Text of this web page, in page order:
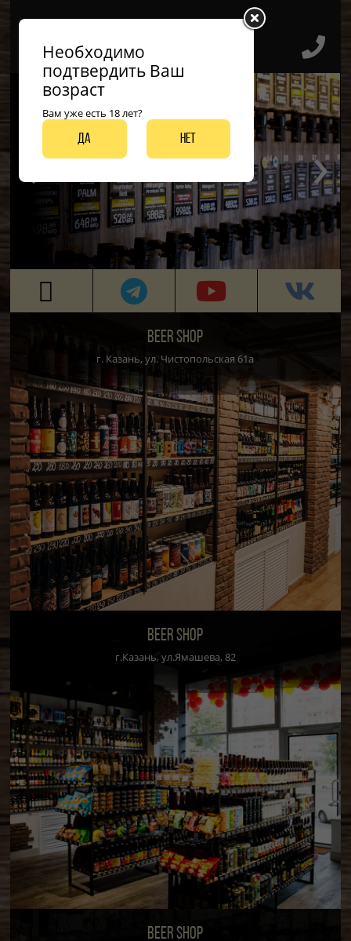
‹ ›
BEER SHOP
г. Казань, ул. Чистопольская 61а
BEER SHOP
г.Казань, ул.Ямашева, 82
BEER SHOP
Необходимо
подтвердить Ваш
возраст
Вам уже есть 18 лет?
Да Нет